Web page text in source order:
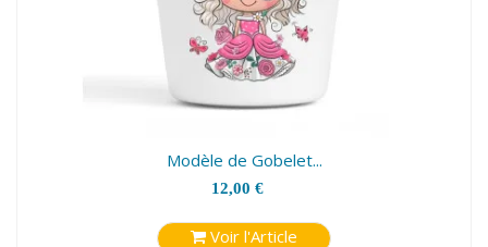
Modèle de Gobelet...
12,00 €
Voir l'Article